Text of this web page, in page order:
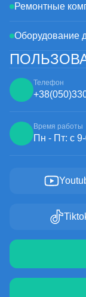
Ремонтные
Оборудование
Телефон
+38(050)
Время работы
Пн - Пт: с